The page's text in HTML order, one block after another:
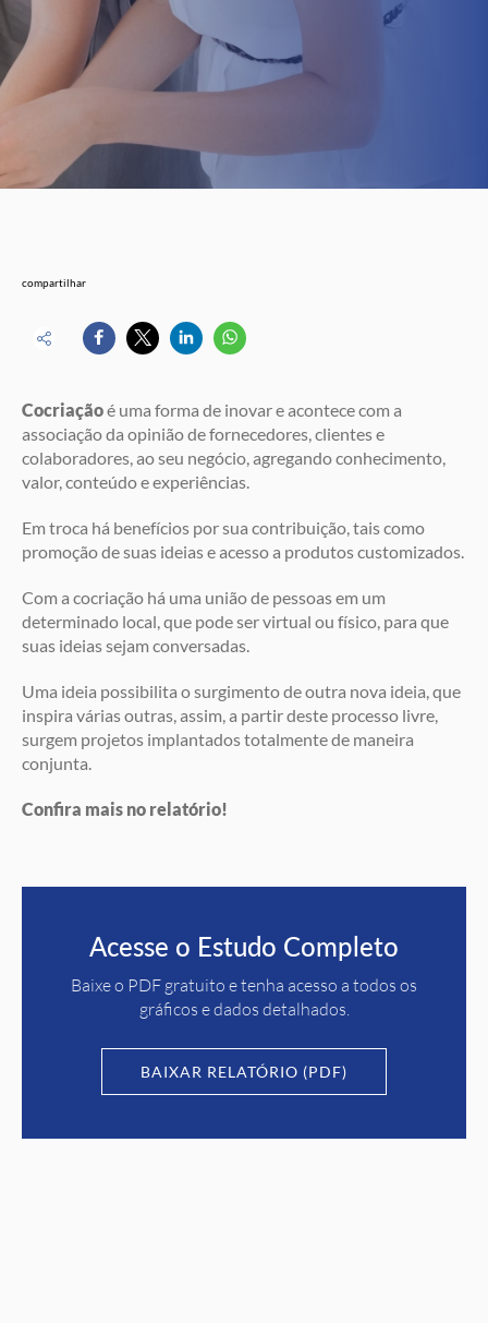
compartilhar
Cocriaçãoé uma forma de inovar e acontece com a
associação da opinião de fornecedores, clientes e
colaboradores, ao seu negócio, agregando conhecimento,
valor, conteúdo e experiências.
Em troca há benefícios por sua contribuição, tais como
promoção de suas ideias e acesso a produtos customizados.
Com a cocriação há uma união de pessoas em um
determinado local, que pode ser virtual ou físico, para que
suas ideias sejam conversadas.
Uma ideia possibilita o surgimento de outra nova ideia, que
inspira várias outras, assim, a partir deste processo livre,
surgem projetos implantados totalmente de maneira
conjunta.
Confira mais no relatório!
Acesse o Estudo Completo
Baixe o PDF gratuito e tenha acesso a todos os
gráficos e dados detalhados.
BAIXAR RELATÓRIO (PDF)